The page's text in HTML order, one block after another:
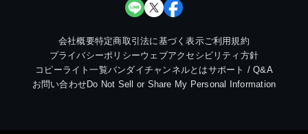
会社概要特定商取引法に基づく表示ご利用規約
プライバシーポリシーウェブアクセシビリティ方針
コピーライト一覧バンダイチャンネルとはサポート / Q&A
お問い合わせDo Not Sell or Share My Personal Information